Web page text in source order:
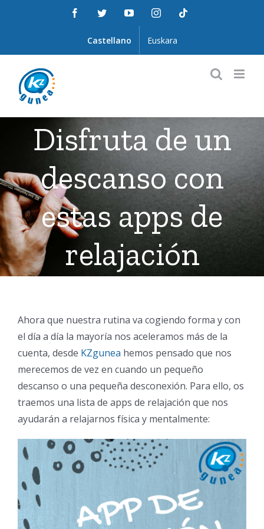
FacebookTwitterYouTubeInstagram
Castellano Euskara
Disfruta de un
descanso con
estas apps de
relajación
Ahora que nuestra rutina va cogiendo forma y con
el día a día la mayoría nos aceleramos más de la
cuenta, desde KZgunea hemos pensado que nos
merecemos de vez en cuando un pequeño
descanso o una pequeña desconexión. Para ello, os
traemos una lista de apps de relajación que nos
ayudarán a relajarnos física y mentalmente: